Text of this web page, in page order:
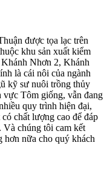
được tọa lạc trên
khu sản xuất kiểm
Nhơn 2, Khánh
là cái nôi của ngành
kỹ sư nuôi trồng thủy
vực Tôm giống, vẫn đang
quy trình hiện đại,
chất lượng cao để đáp
Và chúng tôi cam kết
hơn nữa cho quý khách